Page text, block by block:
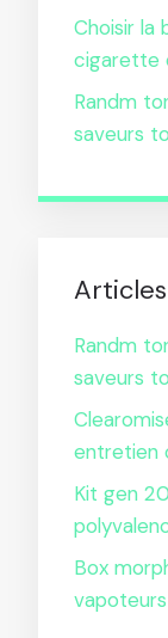
Choisir la
cigarette
Randm
saveurs
Randm
saveurs
entretien
Kit gen
Box